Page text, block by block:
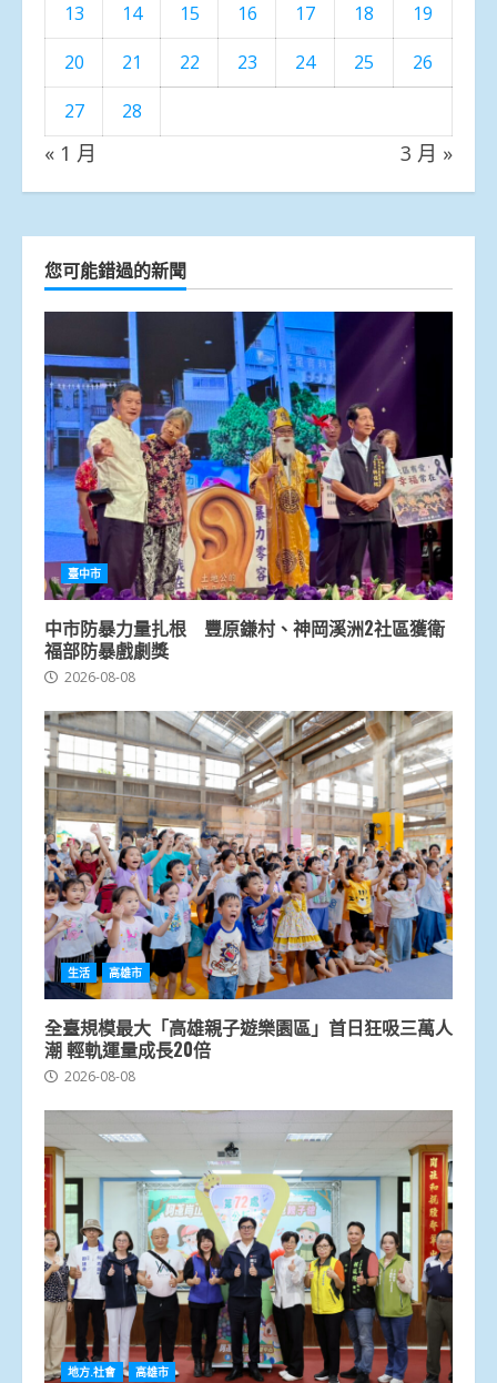
13 14 15 16 17 18
19
20
21 22 23 24 25
26
27
28
« 1 月 3 月 »
您可能錯過的新聞
臺中市
中市防暴力量扎根 豐原鎌村、神岡溪洲2社區獲衛
福部防暴戲劇獎
2026-08-08
生活 高雄市
全臺規模最大「高雄親子遊樂園區」首日狂吸三萬人
潮 輕軌運量成長20倍
2026-08-08
地方.社會 高雄市